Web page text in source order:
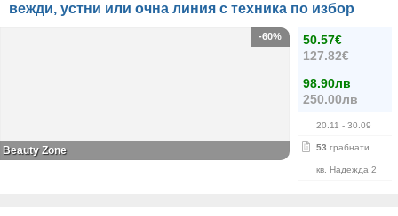
вежди, устни или очна линия с техника по избор
50.57€
127.82€
98.90лв
250.00лв
20.11 - 30.09
53 грабнати
кв. Надежда 2
-60%
Beauty Zone